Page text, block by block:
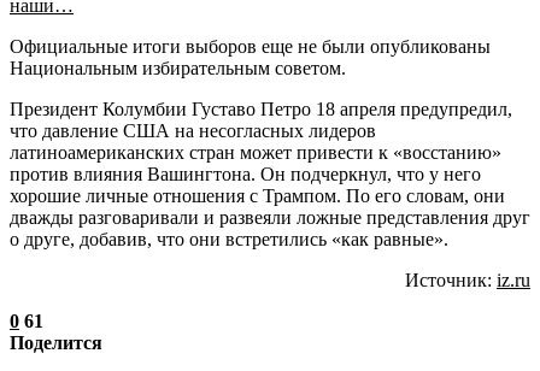
наши…
Официальные итоги выборов еще не были опубликованы
Национальным избирательным советом.
Президент Колумбии Густаво Петро 18 апреля предупредил,
что давление США на несогласных лидеров
латиноамериканских стран может привести к «восстанию»
против влияния Вашингтона. Он подчеркнул, что у него
хорошие личные отношения с Трампом. По его словам, они
дважды разговаривали и развеяли ложные представления друг
о друге, добавив, что они встретились «как равные».
Источник: iz.ru
0 61
Поделится